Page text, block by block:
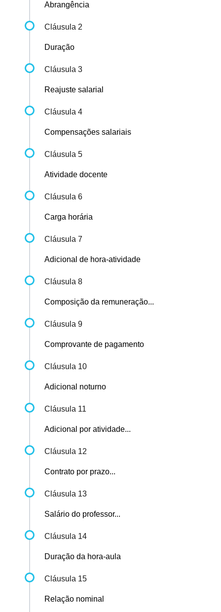
Abrangência
Cláusula 2
Duração
Cláusula 3
Reajuste salarial
Cláusula 4
Compensações salariais
Cláusula 5
Atividade docente
Cláusula 6
Carga horária
Cláusula 7
Adicional de hora-atividade
Cláusula 8
Composição da remuneração...
Cláusula 9
Comprovante de pagamento
Cláusula 10
Adicional noturno
Cláusula 11
Adicional por atividade...
Cláusula 12
Contrato por prazo...
Cláusula 13
Salário do professor...
Cláusula 14
Duração da hora-aula
Cláusula 15
Relação nominal